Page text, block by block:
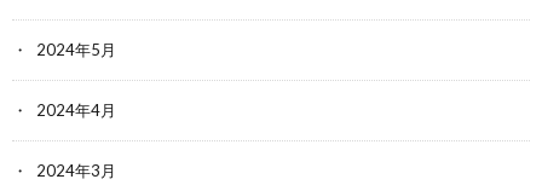
2024年5月
2024年4月
2024年3月